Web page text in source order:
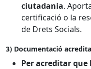
ciutadania.
certificació o la
de Drets Socials.
3) Documentació
Per acreditar